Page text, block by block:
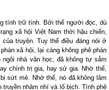
tính trữ tình. Bởi thế người đọc, dù
xã hội Việt Nam thời hậu chiến,
truyện. Tuy thế điều đáng nói ở
xã hội, lại càng không phê phán
nhà văn học, đã không tự sắm
chính trị gia, hay sử gia. Nhờ thế,
sứt mẻ. Nhờ thế, nó đã không lâm
nhảm nhí và lố bịch. Tính phê